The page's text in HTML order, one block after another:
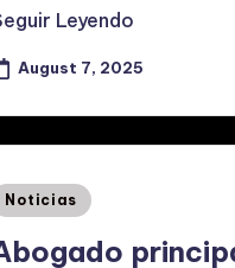
Leyendo
August 7, 2025
Noticias